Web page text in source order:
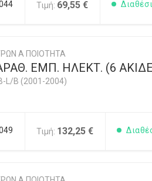
Τιμή: 69,55 €
Α ΠΟΙΟΤΗΤΑ
ΕΜΠ. ΗΛΕΚΤ. (6
L/B (2001-2004)
Τιμή: 132,25 €